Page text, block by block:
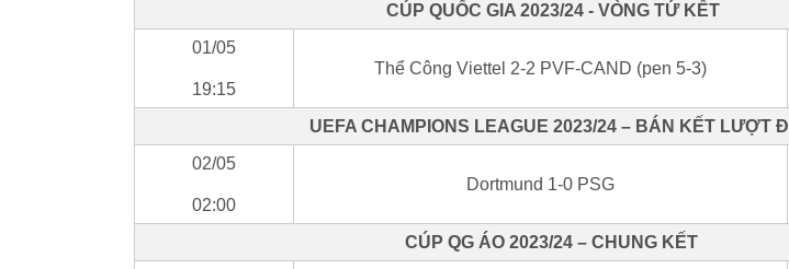
CÚP QUỐC GIA 2023/24 - VÒNG TỨ KẾT
01/05
19:15
Thể Công Viettel 2-2 PVF-CAND (pen 5-3)
UEFA CHAMPIONS LEAGUE 2023/24 – BÁN KẾT LƯỢT ĐI
02/05
02:00
Dortmund 1-0 PSG
CÚP QG ÁO 2023/24 – CHUNG KẾT